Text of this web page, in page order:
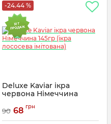
-24.44 %
Deluxe Kaviar ікра
червона Німеччина
імітована)
90 68 грн